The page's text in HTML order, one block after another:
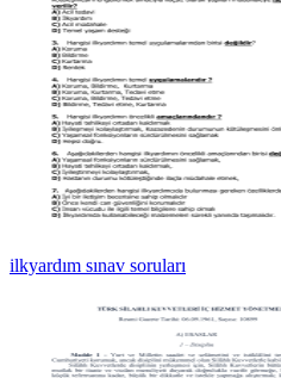
ilkyardım sınav soruları